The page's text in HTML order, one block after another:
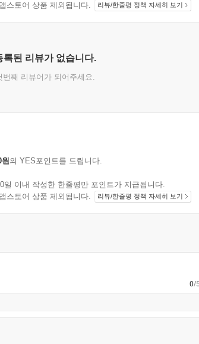
스토어 상품 제외됩니다.
리뷰/한줄평 정책 자세히 보기
록된 리뷰가 없습니다.
번째 리뷰어가 되어주세요.
의 YES포인트를 드립니다.
이내 작성한 한줄평만 포인트가 지급됩니다.
스토어 상품 제외됩니다.
리뷰/한줄평 정책 자세히 보기
0/